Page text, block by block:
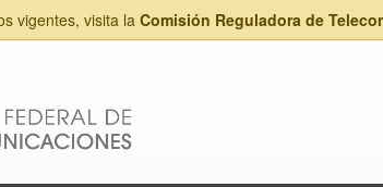
vigentes, visita la Comisión Reguladora de